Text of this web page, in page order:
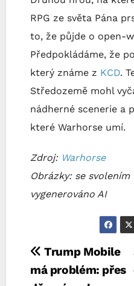
RPG ze světa Pána
to, že půjde o open-
Předpokládáme, že
který známe z KCD.
Středozemě mohl
nádherné scenerie a
které Warhorse umí.
Zdroj: Warhorse
Obrázky: se svolením
vygenerováno AI
Navigace
pro
Trump Mobile
má problém: přes